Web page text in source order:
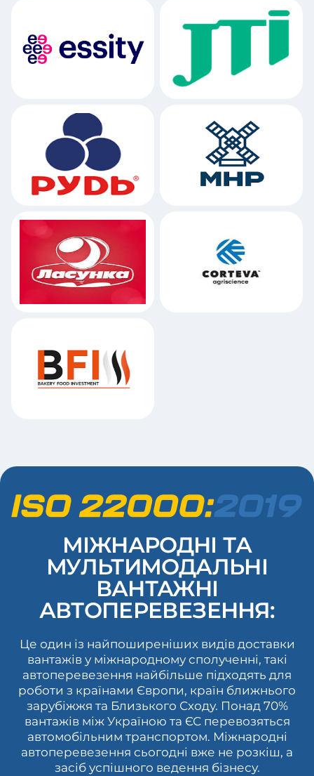
МІЖНАРОДНІ ТА
МУЛЬТИМОДАЛЬНІ
ВАНТАЖНІ
АВТОПЕРЕВЕЗЕННЯ:
Це один із найпоширеніших видів доставки
вантажів у міжнародному сполученні, такі
автоперевезення найбільше підходять для
роботи з країнами Європи, країн ближнього
зарубіжжя та Близького Сходу. Понад 70%
вантажів між Україною та ЄС перевозяться
автомобільним транспортом. Міжнародні
автоперевезення сьогодні вже не розкіш, а
засіб успішного ведення бізнесу.